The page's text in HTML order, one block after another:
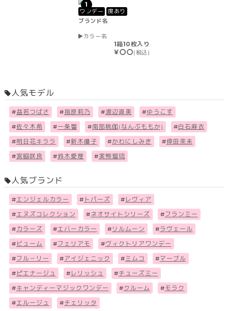
1
ワンデー
度あり
ブランド名
カラー名
1箱10枚入り
￥〇〇(税込)
人気モデル
#益若つばさ #指原莉乃 #渡辺直美 #ゆうこす
#佐々木希 #一条響 #南部桃伽(なんぶももか) #白石麻衣
#明日花キララ #新木優子 #かわにしみき #倖田來未
#宮脇咲良 #鈴木愛理 #実熊瑠琉
人気ブランド
#エンジェルカラー # トパーズ # レヴィア
#エヌズコレクション #ネオサイトシリーズ #フランミー
# カラーズ #エバーカラー # リルムーン #ラヴェール
# ビューム #フェリアモ #ヴィクトリアワンデー
#フル－リー #アイジェニック #ミムコ #マーブル
# ピエナージュ # レリッシュ #チューズミー
#キャンディーマジックワンデー #クルーム #モラク
#エルージュ #チェリッタ